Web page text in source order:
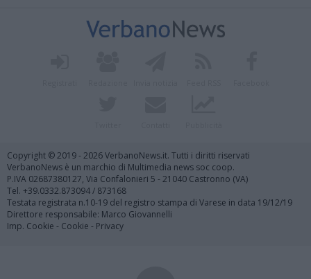
Copyright © 2019 - 2026 VerbanoNews.it. Tutti i diritti riservati
VerbanoNews è un marchio di Multimedia news soc coop.
P.IVA 02687380127, Via Confalonieri 5 - 21040 Castronno (VA)
Tel. +39.0332.873094 / 873168
Testata registrata n.10-19 del registro stampa di Varese in data 19/12/19
Direttore responsabile: Marco Giovannelli
Imp. Cookie - Cookie - Privacy